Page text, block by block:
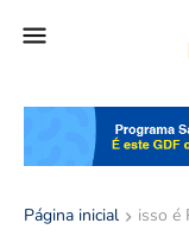
Página inicial isso é